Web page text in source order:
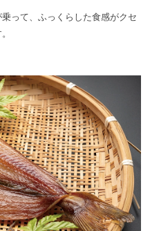
って、ふっくらした食感がクセ